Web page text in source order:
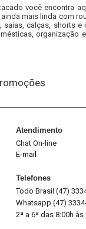
você encontra
mais linda com
calças, shorts
organização
Atendimento
Chat On-line
E-mail
Telefones
Todo Brasil (47)
Whatsapp (47)
2ª a 6ª das 8:00h às